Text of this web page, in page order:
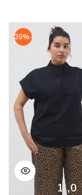
-30%
0, 1